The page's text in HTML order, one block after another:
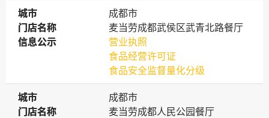
城市
城市
成都市
门店名称
门店名称
麦当劳成都武侯区武青北路餐厅
信息公示
信息公示
营业执照
食品经营许可证
食品安全监督量化分级
城市
城市
成都市
门店名称
门店名称
麦当劳成都人民公园餐厅